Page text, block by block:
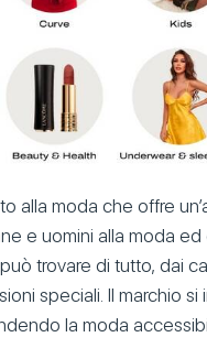
alla moda che offre
e uomini alla moda
trovare di tutto, dai
speciali. Il marchio
la moda